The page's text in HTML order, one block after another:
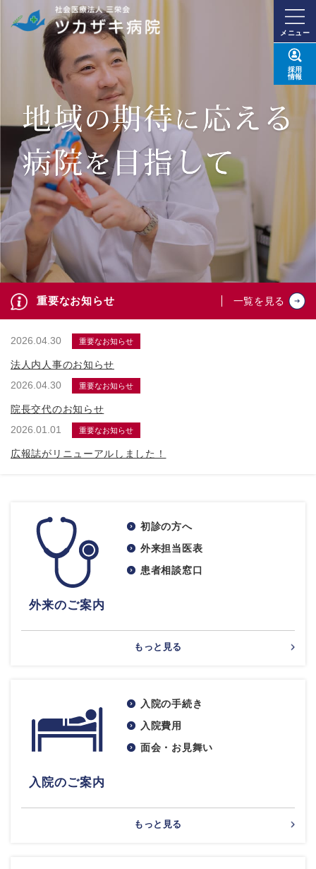
メニュー
採用
情報
重要なお知らせ 一覧を見る
2026.04.30 重要なお知らせ
法人内人事のお知らせ
2026.04.30
重要なお知らせ
院長交代のお知らせ
2026.01.01
重要なお知らせ
広報誌がリニューアルしました！
外来のご案内
初診の方へ
外来担当医表
患者相談窓口
もっと見る
入院のご案内
入院の手続き
入院費用
面会・お見舞い
もっと見る